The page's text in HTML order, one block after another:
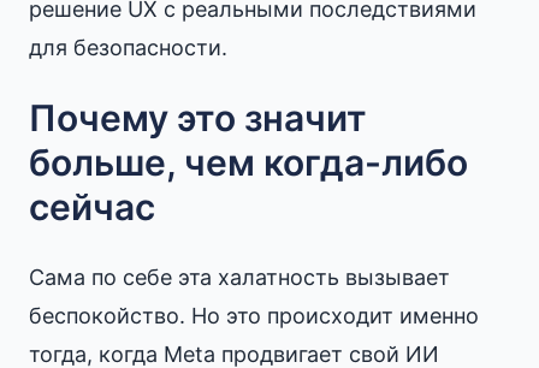
решение UX с реальными последствиями
для безопасности.
Почему это значит
больше, чем когда-либо
сейчас
Сама по себе эта халатность вызывает
беспокойство. Но это происходит именно
тогда, когда Meta продвигает свой ИИ